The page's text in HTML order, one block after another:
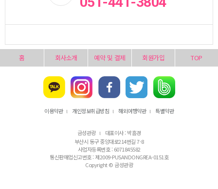
홈 회사소개 예약 및 결제 회원가입 TOP
이용약관 l 개인정보취급방침 l 해외여행약관 l 특별약관
금성관광 l
대표이사 : 박흠경
부산시 동구 중앙대로214번길 7-8
사업자등록번호 : 6071845582
통신판매업신고번호 : 제2009-PUSANDONGREA-0151호
Copyright © 금성관광